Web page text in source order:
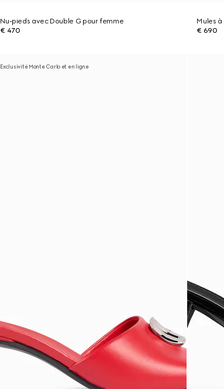
Nu-pieds avec Double G pour femme
€ 470
Mules
€ 690
Exclusivité Monte Carlo et en ligne